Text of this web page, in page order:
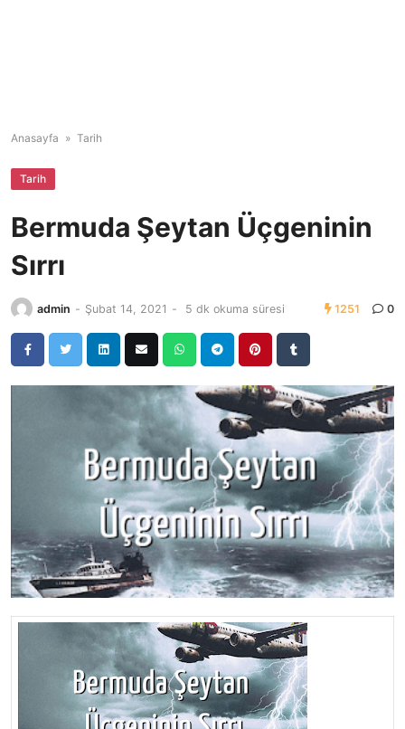
Anasayfa » Tarih
Tarih
Bermuda Şeytan Üçgeninin
Sırrı
admin - Şubat 14, 2021 - 5 dk okuma süresi 1251 0